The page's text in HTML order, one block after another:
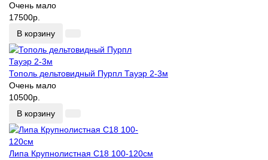
Очень мало
17500р.
В корзину
Тополь дельтовидный Пурпл Тауэр 2-3м
Очень мало
10500р.
В корзину
Липа Крупнолистная С18 100-120см